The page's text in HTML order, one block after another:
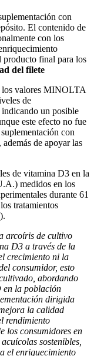
con
. El contenido de
con los
producto final para los
del filete
los valores MINOLTA
de
indicando un posible
este efecto no fue
suplementación con
, además de apoyarlas
de vitamina D3 en la
medidos en los
durante 61
tratamientos
arcoíris de cultivo
D3 a través de la
crecimiento ni la
consumidor, esto
abordando
en la población
dirigida
la calidad
rendimiento
los consumidores en
sostenibles
el enriquecimiento